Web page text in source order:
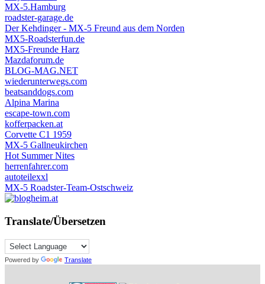
MX-5.Hamburg
roadster-garage.de
Der Kehdinger - MX-5 Freund aus dem Norden
MX5-Roadsterfun.de
MX5-Freunde Harz
Mazdaforum.de
BLOG-MAG.NET
wiederunterwegs.com
beatsanddogs.com
Alpina Marina
escape-town.com
kofferpacken.at
Corvette C1 1959
MX-5 Gallneukirchen
Hot Summer Nites
herrenfahrer.com
autoteilexxl
MX-5 Roadster-Team-Ostschweiz
Translate/Übersetzen
Powered by Translate